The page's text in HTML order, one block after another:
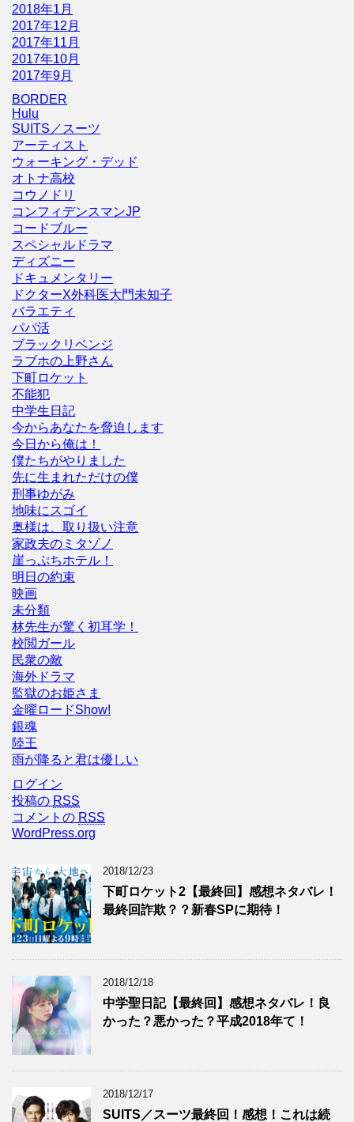
2018年1月
2017年12月
2017年11月
2017年10月
2017年9月
BORDER
Hulu
SUITS／スーツ
アーティスト
ウォーキング・デッド
オトナ高校
コウノドリ
コンフィデンスマンJP
コードブルー
スペシャルドラマ
ディズニー
ドキュメンタリー
ドクターX外科医大門未知子
バラエティ
パパ活
ブラックリベンジ
ラブホの上野さん
下町ロケット
不能犯
中学生日記
今からあなたを脅迫します
今日から俺は！
僕たちがやりました
先に生まれただけの僕
刑事ゆがみ
地味にスゴイ
奥様は、取り扱い注意
家政夫のミタゾノ
崖っぷちホテル！
明日の約束
映画
未分類
林先生が驚く初耳学！
校閲ガール
民衆の敵
海外ドラマ
監獄のお姫さま
金曜ロードShow!
銀魂
陸王
雨が降ると君は優しい
ログイン
投稿の RSS
コメントの RSS
WordPress.org
2018/12/23
下町ロケット2【最終回】感想ネタバレ！
最終回詐欺？？新春SPに期待！
2018/12/18
中学聖日記【最終回】感想ネタバレ！良
かった？悪かった？平成2018年て！
2018/12/17
SUITS／スーツ最終回！感想！これは続